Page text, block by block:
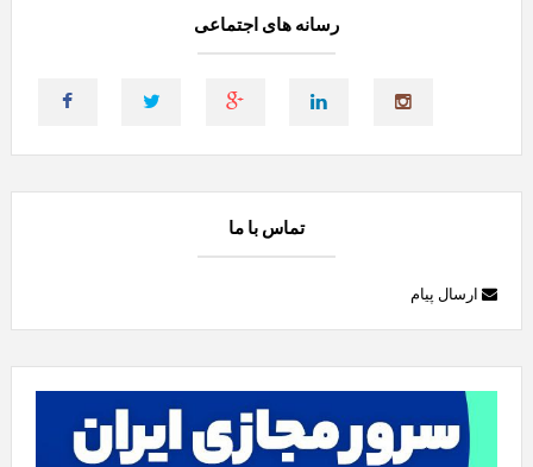
رسانه های اجتماعی
تماس با ما
ارسال پیام